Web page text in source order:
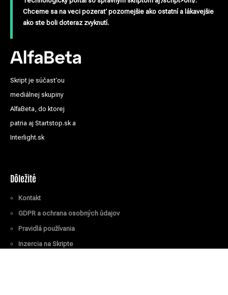
Chceme sa na veci pozerať pozornejšie ako ostatní a lákavejšie
ako ste boli doteraz zvyknutí.
Skript je súčasťou
mediálnej skupiny
AlfaBeta, do ktorej
patria aj Startstop.sk a
Interlight.sk
Dôležité
Kontakt
GDPR a ochrana osobných údajov
Pravidlá používania
Inzercia na Skripte